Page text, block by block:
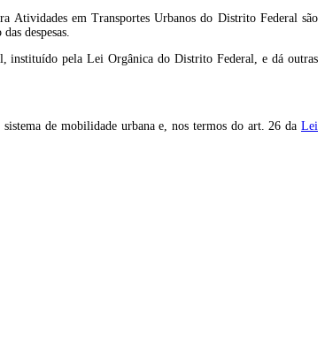
Atividades em Transportes Urbanos do Distrito Federal são
despesas.
instituído pela Lei Orgânica do Distrito Federal, e dá outras
de mobilidade urbana e, nos termos do art. 26 da Lei